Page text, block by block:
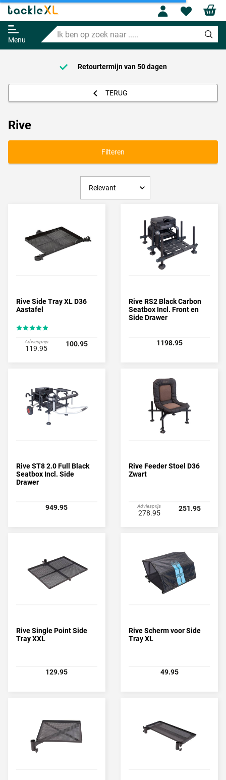
Menu
Ik
ben
op
naar
Profile
Retourtermijn van 50 dagen
TERUG
Rive
Filteren
Rive Side Tray XL D36
Aastafel
Adviesprijs
119.95
100.95
Rive RS2 Black Carbon
Seatbox Incl. Front en
Side Drawer
1198.95
Rive ST8 2.0 Full Black
Seatbox Incl. Side
Drawer
949.95
Rive Feeder Stoel D36
Zwart
Adviesprijs
278.95
251.95
Rive Single Point Side
Tray XXL
129.95
Rive Scherm voor Side
Tray XL
49.95